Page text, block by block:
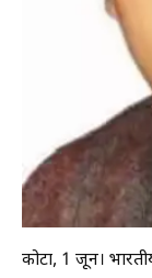
कोटा, 1 जून।